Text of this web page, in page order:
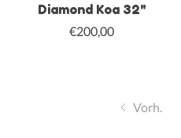
Diamond Koa 32"
€200,00
Vorh.